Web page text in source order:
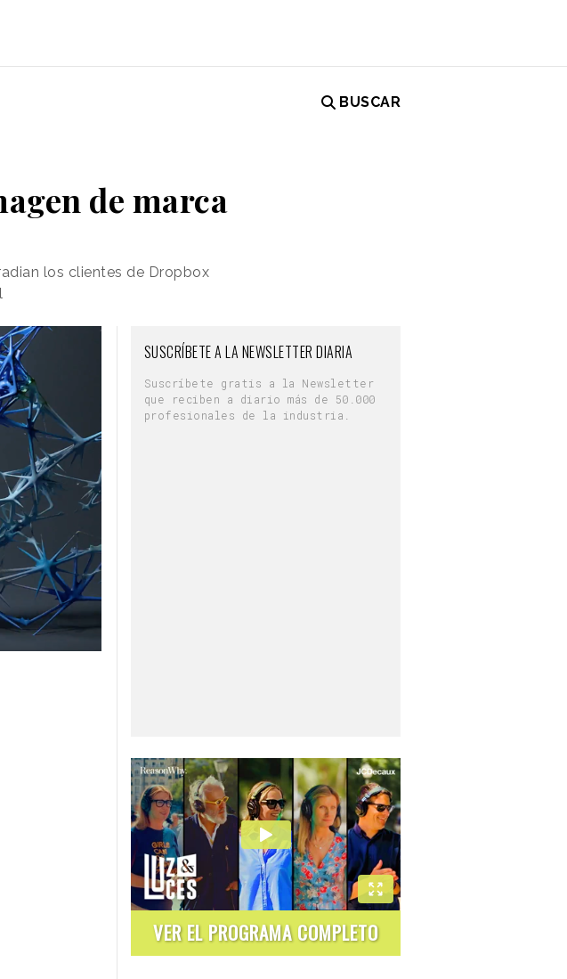
BUSCAR
de marca
los clientes de Dropbox
SUSCRÍBETE A LA NEWSLETTER DIARIA
Suscríbete gratis a la Newsletter
que reciben a diario más de 50.000
profesionales de la industria.
VER EL PROGRAMA COMPLETO